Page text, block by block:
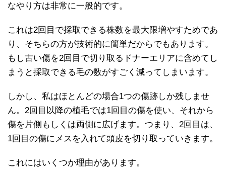
なやり方は非常に一般的です。
これは2回目で採取できる株数を最大限増やすためであ
り、そちらの方が技術的に簡単だからでもあります。
もし古い傷を2回目で切り取るドナーエリアに含めてし
まうと採取できる毛の数がすごく減ってしまいます。
しかし、私はほとんどの場合1つの傷跡しか残しませ
ん。2回目以降の植毛では1回目の傷を使い、それから
傷を片側もしくは両側に広げます。つまり、2回目は、
1回目の傷にメスを入れて頭皮を切り取っていきます。
これにはいくつか理由があります。